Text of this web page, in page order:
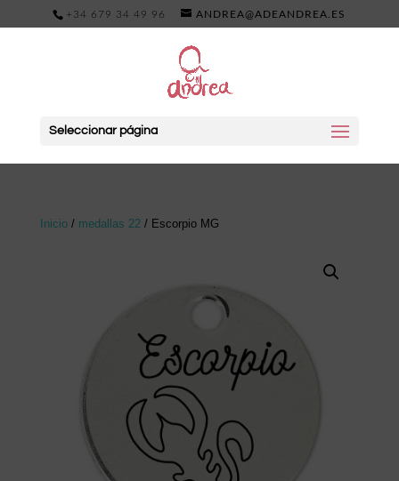
+34 679 34 49 96 ANDREA@ADEANDREA.ES
Seleccionar página
Inicio/ medallas 22/ Escorpio MG